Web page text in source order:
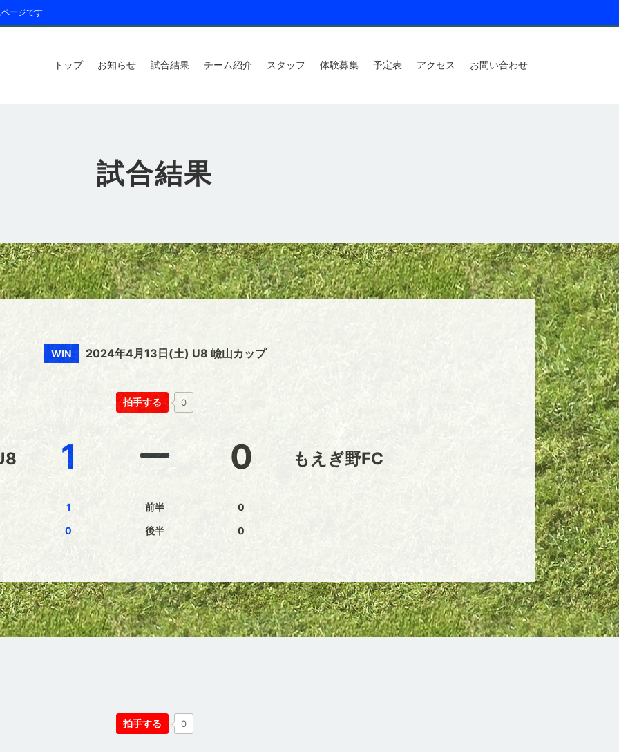
ージです
トップ お知らせ 試合結果 チーム紹介 スタッフ 体験募集 予定表 アクセス お問い合わせ
試合結果
WIN 2024年4月13日(土) U8 嶮山カップ
拍手する 0
1
1
0
前半
後半
0
0
0
もえぎ野FC
拍手する 0